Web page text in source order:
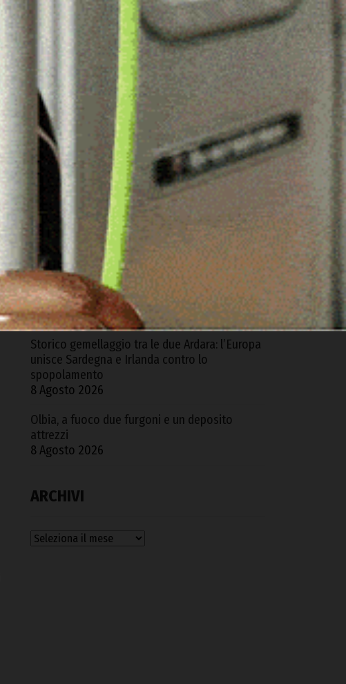
ARTICOLI RECENTI
Orgosolo. Scoperta coltivazione illegale di
canapa con 1500 piante, arrestato un 57enne
8 Agosto 2026
Nuoro. Ruba in casa del rivale in amore dopo
una lite, arrestato un 35enne
8 Agosto 2026
Criticità nella biblioteca di Ozieri, arrivano le
repliche dell’Istituzione San Michele e del
Comune
8 Agosto 2026
Storico gemellaggio tra le due Ardara: l’Europa
unisce Sardegna e Irlanda contro lo
spopolamento
8 Agosto 2026
Olbia, a fuoco due furgoni e un deposito
attrezzi
8 Agosto 2026
ARCHIVI
Archivi